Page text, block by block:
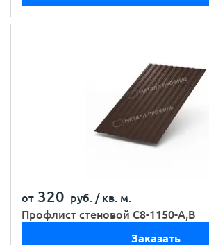
от 320 руб. / кв. м.
Профлист стеновой С8-1150-A,B
Заказать